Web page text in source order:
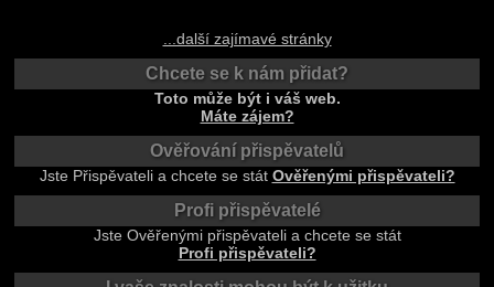
...další zajímavé stránky
Chcete se k nám přidat?
Toto může být i váš web.
Máte zájem?
Ověřování přispěvatelů
Jste Přispěvateli a chcete se stát Ověřenými přispěvateli?
Profi přispěvatelé
Jste Ověřenými přispěvateli a chcete se stát
Profi přispěvateli?